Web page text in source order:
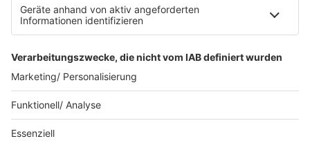
Impressum
Datenschutzerklärung
Datenschutzeinstellungen
Radioplayer